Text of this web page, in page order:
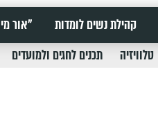
קהילת נשים לומדות "אור
טלוויזיה תכנים לחגים ולמועדים